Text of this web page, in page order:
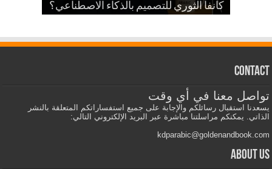
كانفا الثوري للتصميم بالذكاء الاصطناعي؟
الذكاء الاصطناعي في الكي دي بي
والمزيد
Contact
تواصل معنا في أي وقت
يسعدنا استقبال رسائلكم والإجابة على جميع استفساراتكم المتعلقة بالنشر
الذاتي. يمكنكم مراسلتنا مباشرة عبر البريد الإلكتروني التالي:
kdparabic@goldenandbook.com
About us